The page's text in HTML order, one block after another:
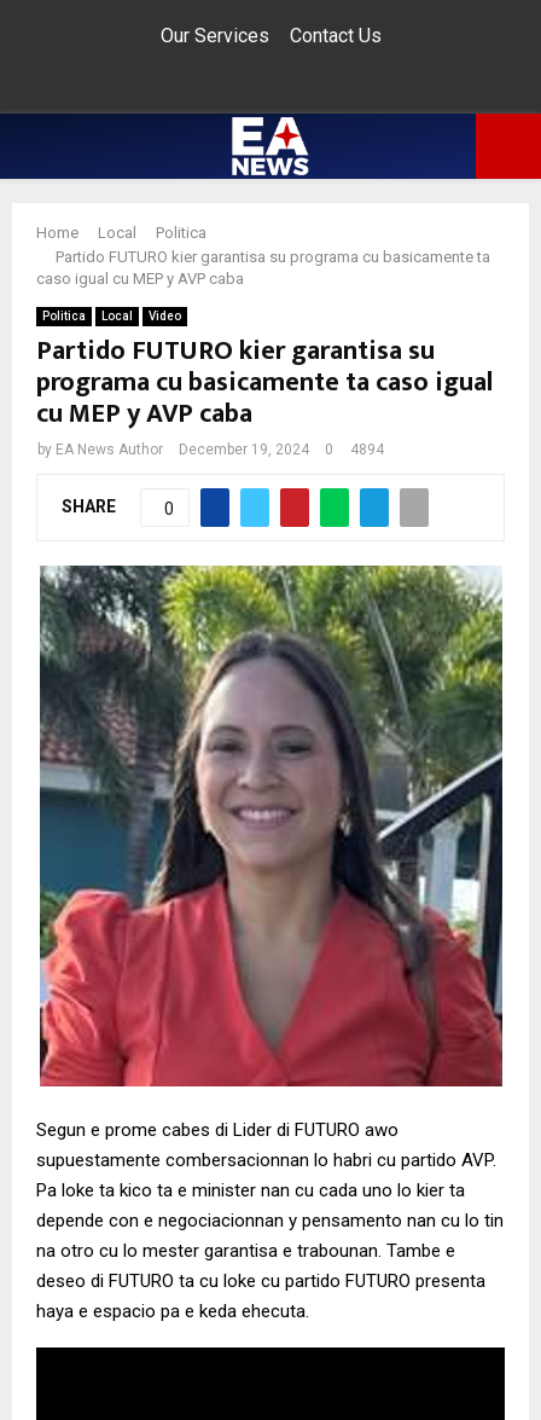
Our Services Contact Us
PRIMARY
MENU
Home Local
Politica
Partido FUTURO kier garantisa su programa cu basicamente ta
caso igual cu MEP y AVP caba
Politica Local Video
Partido FUTURO kier garantisa su
programa cu basicamente ta caso igual
cu MEP y AVP caba
by EA News Author December 19, 2024 0 4894
SHARE 0
Segun e prome cabes di Lider di FUTURO awo
supuestamente combersacionnan lo habri cu partido AVP.
Pa loke ta kico ta e minister nan cu cada uno lo kier ta
depende con e negociacionnan y pensamento nan cu lo tin
na otro cu lo mester garantisa e trabounan. Tambe e
deseo di FUTURO ta cu loke cu partido FUTURO presenta
haya e espacio pa e keda ehecuta.